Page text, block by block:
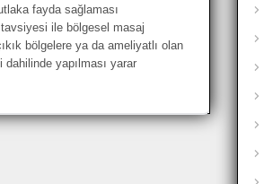
fayda sağlaması
ile bölgesel masaj
bölgelere ya da ameliyatlı olan
yapılması yarar